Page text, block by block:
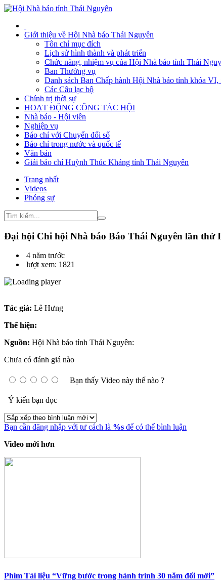
Giới thiệu về Hội Nhà báo Thái Nguyên
Tôn chỉ mục đích
Lịch sử hình thành và phát triển
Chức năng, nhiệm vụ của Hội Nhà báo tỉnh Thái
Ban Thường vụ
Danh sách Ban Chấp hành Hội Nhà báo tỉnh khóa
Các Câu lạc bộ
Chính trị thời sự
HOẠT ĐỘNG CÔNG TÁC HỘI
Nhà báo - Hội viên
Nghiệp vụ
Báo chí với Chuyển đổi số
Báo chí trong nước và quốc tế
Văn bản
Giải báo chí Huỳnh Thúc Kháng tỉnh Thái Nguyên
Trang nhất
Videos
Phóng sự
Đại hội Chi hội Nhà báo Báo Thái Nguyên lần thứ
4 năm trước
lượt xem: 1821
Tác giả: Lê Hưng
Thể hiện:
Nguồn: Hội Nhà báo tỉnh Thái Nguyên:
Chưa có đánh giá nào
Bạn thấy Video này thế nào ?
Ý kiến bạn đọc
Bạn cần đăng nhập với tư cách là %s để có thể bình luận
Video mới hơn
Phim Tài liệu “Vững bước trong hành trình 30 năm đổi mới”